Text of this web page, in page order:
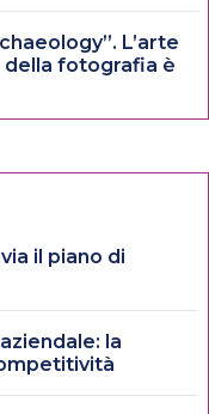
L’arte
fotografia è
il piano di
la